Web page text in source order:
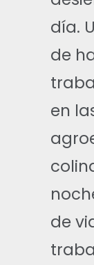
día.
de
en
de